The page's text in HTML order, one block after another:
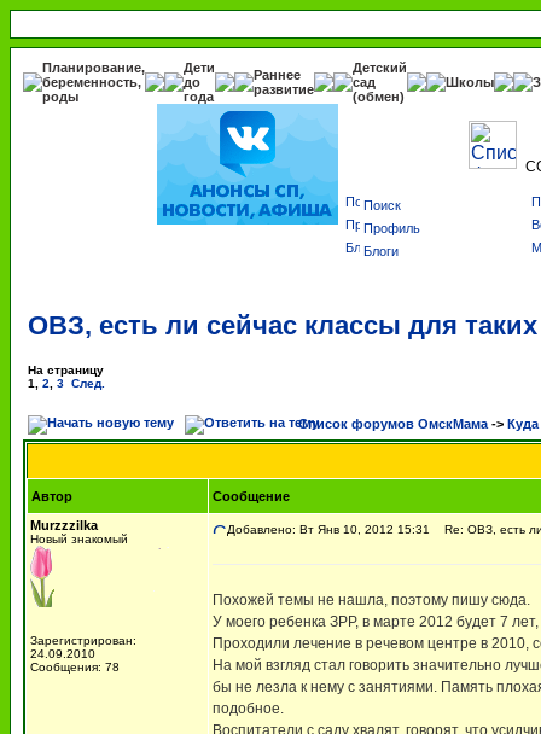
Планирование,
беременность,
роды
Дети
до
года
Раннее
развитие
Детский
сад
(обмен)
Школы
Поиск
Профиль
Блоги
ОВЗ, есть ли сейчас классы для
На страницу
1
2 3 След.
Список форумов ОмскМама -> Куда
Автор
Сообщение
Murzzzilka
Новый знакомый
Зарегистрирован:
24.09.2010
Сообщения: 78
Добавлено: Вт Янв 10, 2012 15:31 Re: ОВЗ, есть
Похожей темы не нашла, поэтому пишу сюда.
У моего ребенка ЗРР, в марте 2012 будет 7
Проходили лечение в речевом центре в 2010,
На мой взгляд стал говорить значительно
бы не лезла к нему с занятиями. Память
подобное.
Воспитатели с саду хвалят, говорят, что